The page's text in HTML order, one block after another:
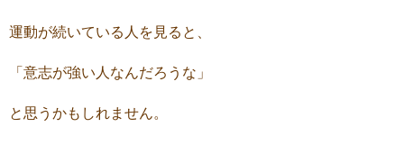
運動が続いている人を見ると、
「意志が強い人なんだろうな」
と思うかもしれません。